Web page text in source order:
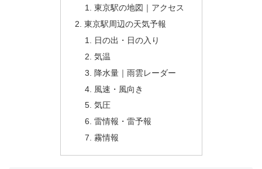
東京駅の地図｜アクセス
東京駅周辺の天気予報
日の出・日の入り
気温
降水量｜雨雲レーダー
風速・風向き
気圧
雷情報・雷予報
霧情報